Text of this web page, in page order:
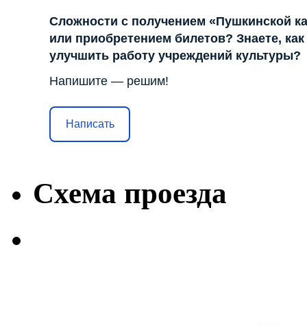
Сложности с получением «Пушкинской
или приобретением билетов? Знаете, как
улучшить работу учреждений культуры?
Напишите — решим!
Написать
Схема проезда